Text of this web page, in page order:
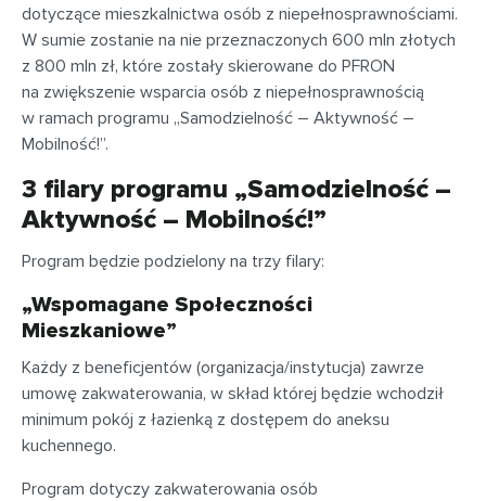
dotyczące mieszkalnictwa osób z niepełnosprawnościami.
W sumie zostanie na nie przeznaczonych 600 mln złotych
z 800 mln zł, które zostały skierowane do PFRON
na zwiększenie wsparcia osób z niepełnosprawnością
w ramach programu „Samodzielność – Aktywność –
Mobilność!”.
3 filary programu „Samodzielność –
Aktywność – Mobilność!”
Program będzie podzielony na trzy filary:
„Wspomagane Społeczności
Mieszkaniowe”
Każdy z beneficjentów (organizacja/instytucja) zawrze
umowę zakwaterowania, w skład której będzie wchodził
minimum pokój z łazienką z dostępem do aneksu
kuchennego.
Program dotyczy zakwaterowania osób